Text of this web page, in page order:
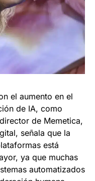
el aumento en el
de IA, como
de Memetica,
señala que la
está
ya que muchas
automatizados